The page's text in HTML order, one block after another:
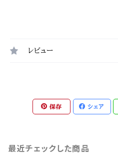
レビュー
保存 シェア
最近チェックした商品